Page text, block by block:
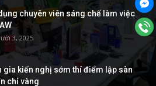
chuyên viên sáng chế làm việc
3, 2025
gia kiến nghị sớm thí điểm lập sàn
chỉ vàng